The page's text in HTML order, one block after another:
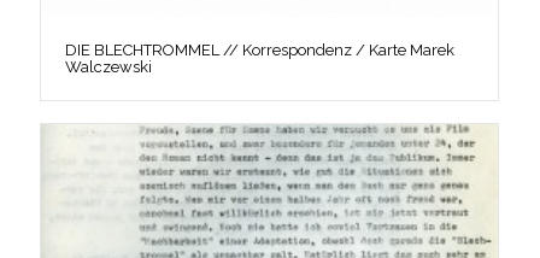
DIE BLECHTROMMEL // Korrespondenz / Karte Marek
Walczewski